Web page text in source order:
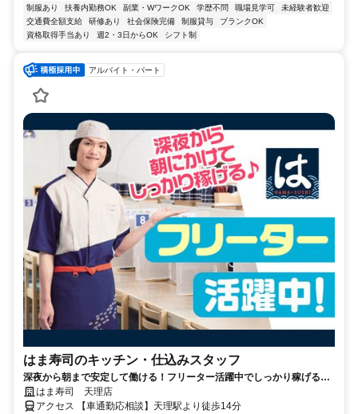
制服あり 扶養内勤務OK 副業・WワークOK 学歴不問 職場見学可
未経験者歓迎
交通費全額支給
研修あり 社会保険完備 制服貸与
ブランクOK
資格取得手当あり
週2・3日からOK シフト制
アルバイト・パート
はま寿司のキッチン・仕込みスタッフ
深夜から朝まで安定して働ける！フリーター活躍中でしっかり稼げる環
境です◎
はま寿司 天理店
アクセス 【車通勤応相談】天理駅より徒歩14分